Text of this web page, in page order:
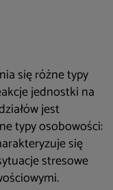
się różne typy
jednostki na
jest
typy osobowości:
się
stresowe